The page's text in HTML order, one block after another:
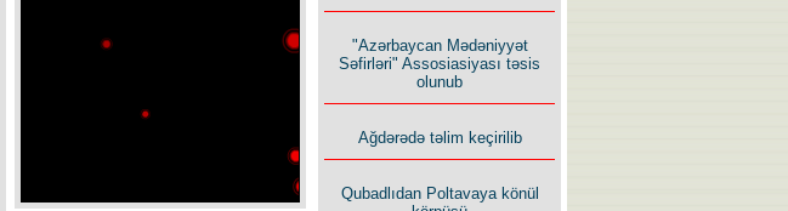
"Azərbaycan Mədəniyyət
Səfirləri" Assosiasiyası təsis
olunub
Ağdərədə təlim keçirilib
Qubadlıdan Poltavaya könül